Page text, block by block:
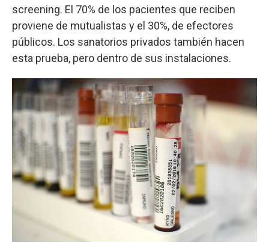
screening. El 70% de los pacientes que reciben
proviene de mutualistas y el 30%, de efectores
públicos. Los sanatorios privados también hacen
esta prueba, pero dentro de sus instalaciones.